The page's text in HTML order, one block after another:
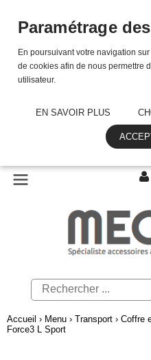
Accueil › Menu › Transport › Coffre
Force3 L Sport
Paramétrage
En poursuivant votre navigation
de cookies afin de nous permettre
utilisateur.
EN SAVOIR PLUS